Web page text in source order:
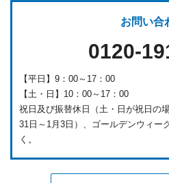
お問い合
0120-
【平日】9：00～17：00
【土・日】10：00～17：00
祝日及び振替休日（土・日が祝日の
31日～1月3日）、ゴールデンウィー
く。